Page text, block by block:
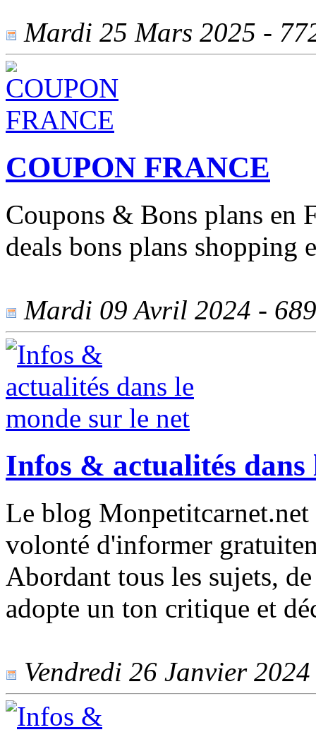
Mardi 25 Mars 2025 -
COUPON FRANCE
Coupons & Bons plans en
deals bons plans shopping
Mardi 09 Avril 2024 -
Infos & actualités dans
Le blog
volonté d'informer
Abordant tous les sujets,
adopte un ton critique et
Vendredi 26 Janvier